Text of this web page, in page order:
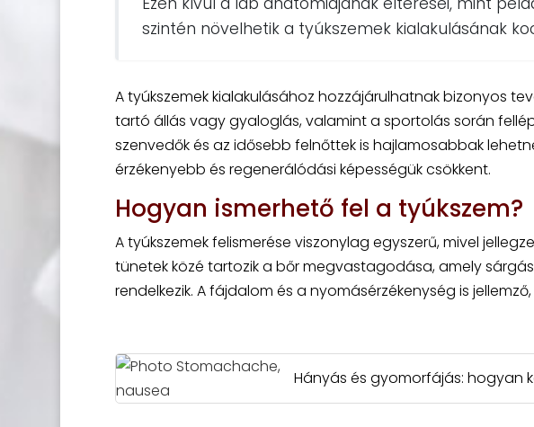
szintén növelhetik a tyúkszemek kialakulásának
A tyúkszemek kialakulásához hozzájárulhatnak bizonyos
tartó állás vagy gyaloglás, valamint a sportolás során
szenvedők és az idősebb felnőttek is hajlamosabbak
érzékenyebb és regenerálódási képességük csökkent.
Hogyan ismerhető fel a tyúkszem?
A tyúkszemek felismerése viszonylag egyszerű, mivel
tünetek közé tartozik a bőr megvastagodása, amely
rendelkezik. A fájdalom és a nyomásérzékenység is
Hányás és gyomorfájás: hogyan